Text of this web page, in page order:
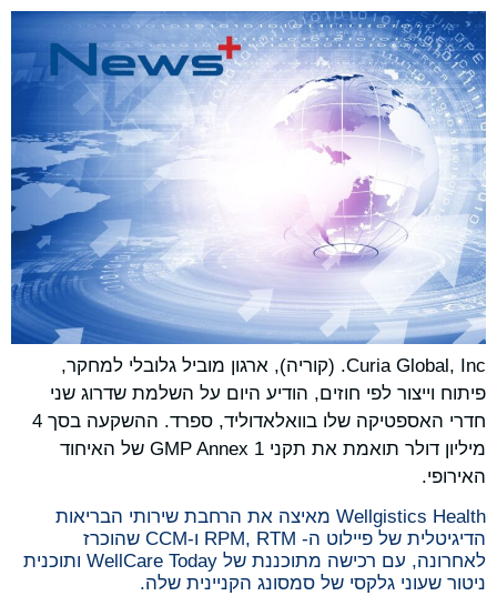
Curia Global, Inc. (קוריה), ארגון מוביל גלובלי למחקר,
פיתוח וייצור לפי חוזים, הודיע היום על השלמת שדרוג שני
חדרי האספטיקה שלו בוואלאדוליד, ספרד. ההשקעה בסך 4
מיליון דולר תואמת את תקני GMP Annex 1 של האיחוד
האירופי.
Wellgistics Health מאיצה את הרחבת שירותי הבריאות
הדיגיטלית של פיילוט ה- RPM, RTM ו-CCM שהוכרז
לאחרונה, עם רכישה מתוכננת של WellCare Today ותוכנית
ניטור שעוני גלקסי של סמסונג הקניינית שלה.